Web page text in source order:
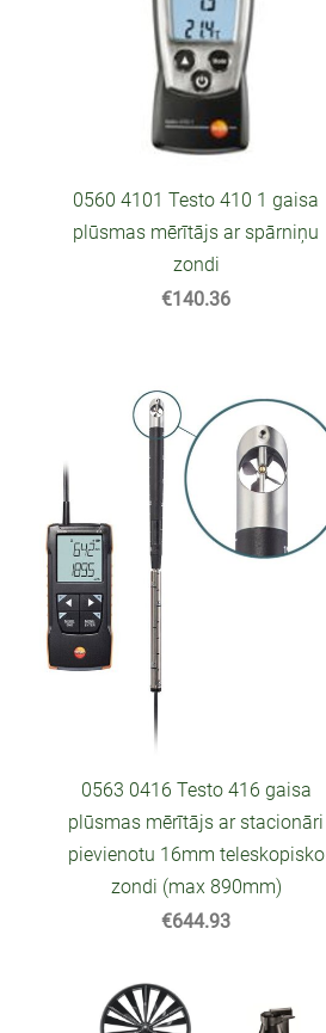
0560 4101 Testo 410 1 gaisa
plūsmas mērītājs ar spārniņu
zondi
€140.36
0563 0416 Testo 416 gaisa
plūsmas mērītājs ar stacionāri
pievienotu 16mm teleskopisko
zondi (max 890mm)
€644.93